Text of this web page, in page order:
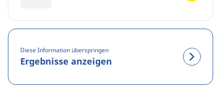
Diese Information überspringen
Ergebnisse anzeigen